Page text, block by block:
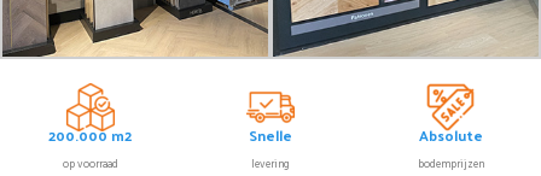
200.000 m2
op voorraad
Snelle
levering
Absolute
bodemprijzen